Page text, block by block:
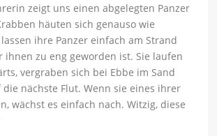
zeigt uns einen abgelegten Panzer
häuten sich genauso wie
ihre Panzer einfach am Strand
ihnen zu eng geworden ist. Sie laufen
vergraben sich bei Ebbe im Sand
nächste Flut. Wenn sie eines ihrer
wächst es einfach nach. Witzig, diese